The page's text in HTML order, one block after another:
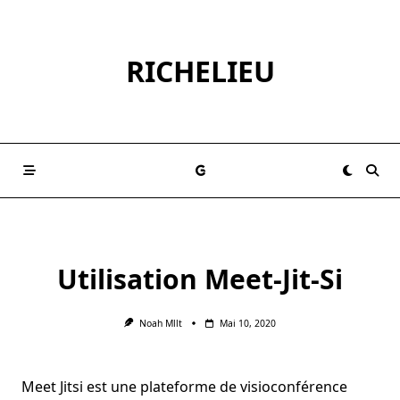
RICHELIEU
Utilisation Meet-Jit-Si
Noah Mllt Mai 10, 2020
Meet Jitsi est une plateforme de visioconférence